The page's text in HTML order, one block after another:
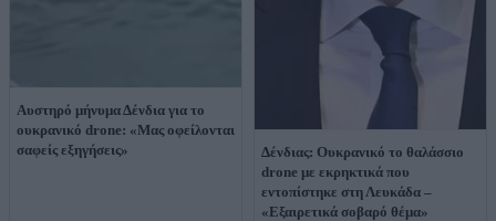
Αυστηρό μήνυμα Δένδια για το
ουκρανικό drone: «Μας οφείλονται
σαφείς εξηγήσεις»
Δένδιας: Ουκρανικό το θαλάσσιο
drone με εκρηκτικά που
εντοπίστηκε στη Λευκάδα –
«Εξαιρετικά σοβαρό θέμα»